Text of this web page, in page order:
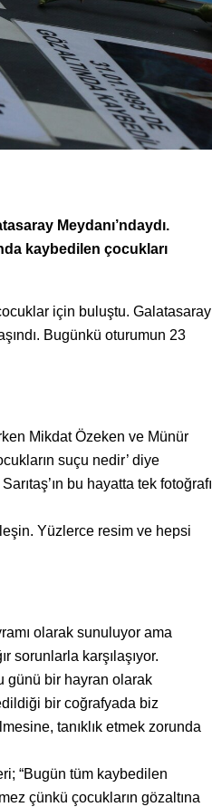
Meydanı’ndaydı.
kaybedilen çocukları
için buluştu. Galatasaray
Bugünkü oturumun 23
Mikdat Özeken ve Münür
suçu nedir’ diye
bu hayatta tek fotoğrafı
Yüzlerce resim ve hepsi
olarak sunuluyor ama
sorunlarla karşılaşıyor.
günü bir hayran olarak
bir coğrafyada biz
tanıklık etmek zorunda
“Bugün tüm kaybedilen
çünkü çocukların gözaltına